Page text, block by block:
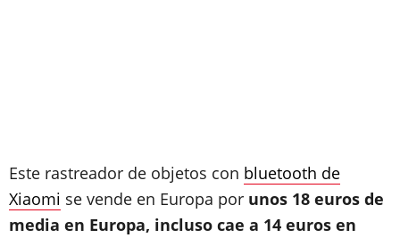
Este rastreador de objetos con bluetooth de
Xiaomi se vende en Europa por unos 18 euros de
media en Europa, incluso cae a 14 euros en